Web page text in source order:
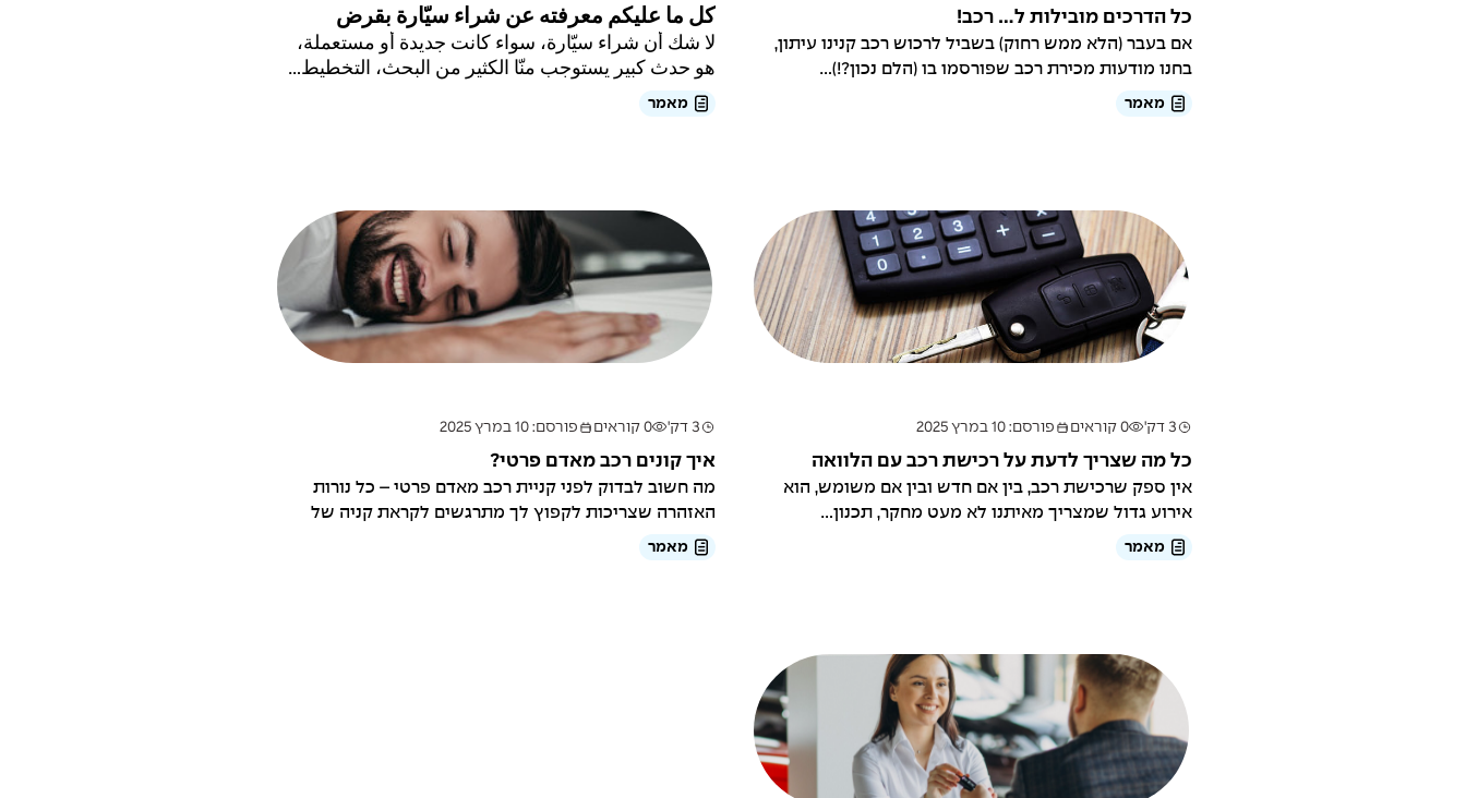
כל הדרכים מובילות ל... רכב!
אם בעבר (הלא ממש רחוק) בשביל לרכוש רכב קנינו עיתון,
בחנו מודעות מכירת רכב שפורסמו בו (הלם נכון?!)...
מאמר
كل ما عليكم معرفته عن شراء سيّارة بقرض
لا شك أن شراء سيّارة، سواء كانت جديدة أو مستعملة،
هو حدث كبير يستوجب منّا الكثير من البحث، التخطيط...
מאמר
3 דק' 0 קוראים פורסם: 10 במרץ 2025
כל מה שצריך לדעת על רכישת רכב עם הלוואה
אין ספק שרכישת רכב, בין אם חדש ובין אם משומש, הוא
אירוע גדול שמצריך מאיתנו לא מעט מחקר, תכנון...
מאמר
3 דק' 0 קוראים פורסם: 10 במרץ 2025
איך קונים רכב מאדם פרטי?
מה חשוב לבדוק לפני קניית רכב מאדם פרטי – כל נורות
האזהרה שצריכות לקפוץ לך מתרגשים לקראת קניה של
רכב...
מאמר